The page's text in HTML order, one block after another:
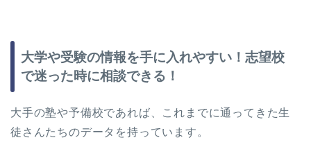
大学や受験の情報を手に入れやすい！志望校
で迷った時に相談できる！
大手の塾や予備校であれば、これまでに通ってきた生
徒さんたちのデータを持っています。